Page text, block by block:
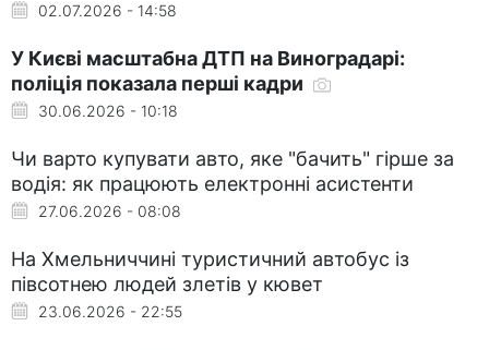
02.07.2026 - 14:58
У Києві масштабна ДТП на Виноградарі:
поліція показала перші кадри
30.06.2026 - 10:18
Чи варто купувати авто, яке "бачить" гірше за
водія: як працюють електронні асистенти
27.06.2026 - 08:08
На Хмельниччині туристичний автобус із
півсотнею людей злетів у кювет
23.06.2026 - 22:55